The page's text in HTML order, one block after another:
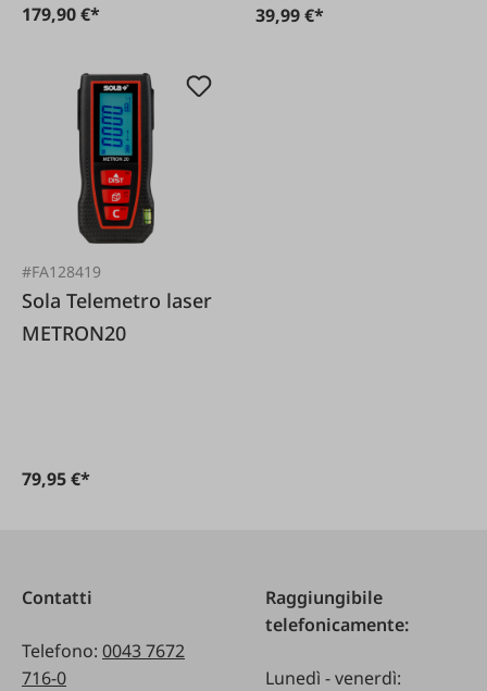
179,90 €* 39,99 €*
#FA128419
Sola Telemetro laser
METRON20
79,95 €*
Contatti
Telefono: 0043 7672
716-0
Raggiungibile
telefonicamente:
Lunedì - venerdì: